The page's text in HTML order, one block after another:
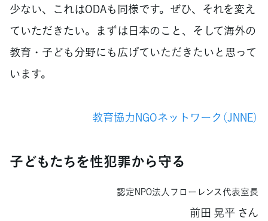
少ない、これはODAも同様です。ぜひ、それを変え
ていただきたい。まずは日本のこと、そして海外の
教育・子ども分野にも広げていただきたいと思って
います。
教育協力NGOネットワーク（JNNE）
子どもたちを性犯罪から守る
認定NPO法人フローレンス代表室長
前田 晃平 さん